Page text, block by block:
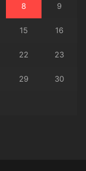
8 9
15 16
22 23
29 30